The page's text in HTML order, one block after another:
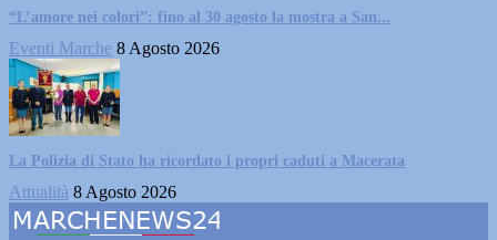
“L’amore nei colori”: fino al 30 agosto la mostra a San...
Eventi Marche 8 Agosto 2026
La Polizia di Stato ha ricordato i propri caduti a Macerata
Attualità 8 Agosto 2026